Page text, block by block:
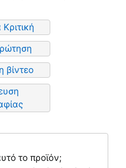
βίντεο
το προϊόν;